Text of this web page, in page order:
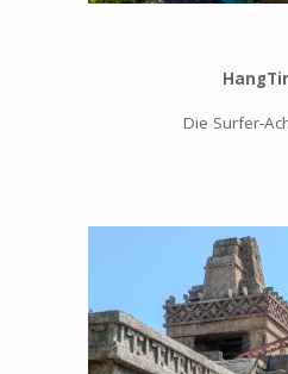
Die Surfer-